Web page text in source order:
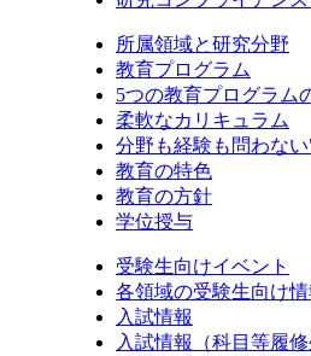
所属領域と研究分野
教育プログラム
5つの教育プログラム
柔軟なカリキュラム
分野も経験も問わな
教育の特色
教育の方針
学位授与
受験生向けイベント
各領域の受験生向け情
入試情報
入試情報（科目等履